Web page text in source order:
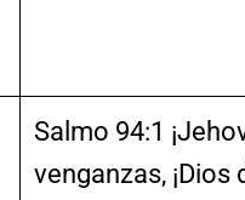
Salmo 94:1
venganzas, ¡Dios